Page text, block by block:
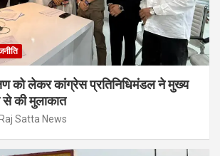
को लेकर कांग्रेस प्रतिनिधिमंडल ने मुख्य
से की मुलाकात
Raj Satta News